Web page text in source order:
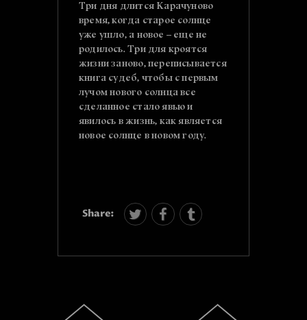
Три дня длится Карачуново
время, когда старое солнце
уже ушло, а новое – еще не
родилось. Три для кроятся
жизни заново, переписывается
книга судеб, чтобы с первым
лучом нового солнца все
сделанное стало явью и
явилось в жизнь, как является
новое солнце в новом году.
Share: